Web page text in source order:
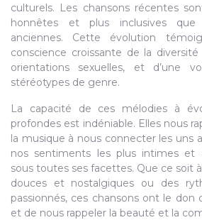
culturels. Les chansons récentes
honnêtes et plus inclusives que
anciennes. Cette évolution
conscience croissante de la
orientations sexuelles, et d’une
stéréotypes de genre.
La capacité de ces mélodies à
profondes est indéniable. Elles nous
la musique à nous connecter les uns
nos sentiments les plus intimes et
sous toutes ses facettes. Que ce soit
douces et nostalgiques ou des
passionnés, ces chansons ont le
et de nous rappeler la beauté et la